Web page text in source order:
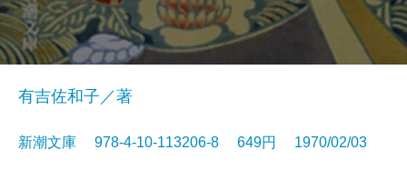
有吉佐和子／著
新潮文庫 978-4-10-113206-8 649円 1970/02/03